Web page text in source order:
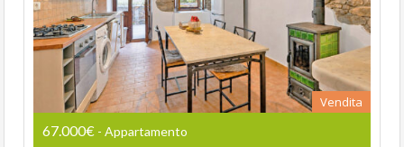
Vendita
67.000€ - Appartamento